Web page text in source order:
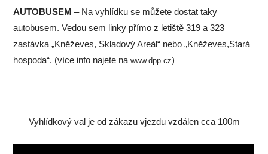
AUTOBUSEM – Na vyhlídku se můžete dostat taky
autobusem. Vedou sem linky přímo z letiště 319 a 323
zastávka „Kněževes, Skladový Areál“ nebo „Kněževes,Stará
hospoda“. (více info najete nawww.dpp.cz)
Vyhlídkový val je od zákazu vjezdu vzdálen cca 100m